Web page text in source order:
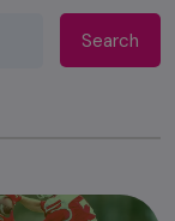
Search